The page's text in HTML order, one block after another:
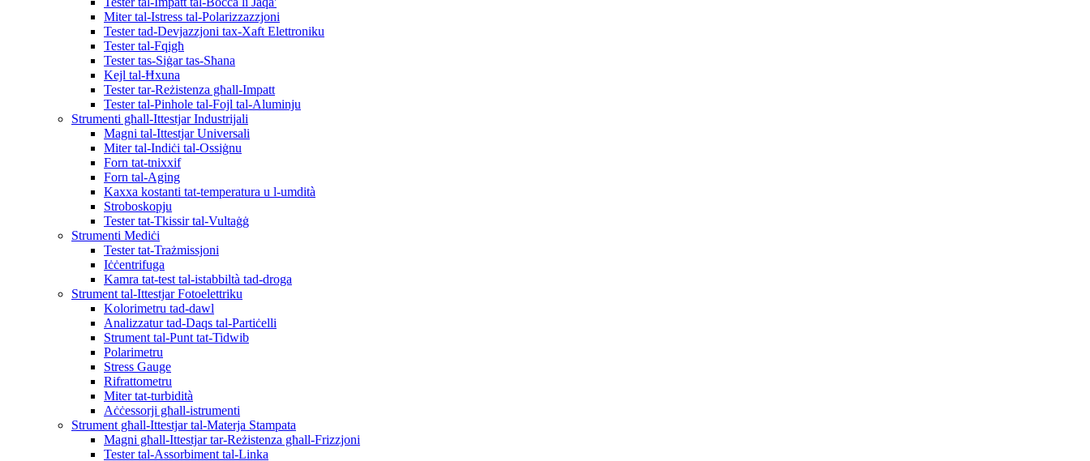
Miter tal-Istress tal-Polarizzazzjoni
Tester tad-Devjazzjoni tax-Xaft Elettroniku
Tester tal-Fqigħ
Tester tas-Siġar tas-Sħana
Kejl tal-Ħxuna
Tester tar-Reżistenza għall-Impatt
Tester tal-Pinhole tal-Fojl tal-Aluminju
Strumenti għall-Ittestjar Industrijali
Magni tal-Ittestjar Universali
Miter tal-Indiċi tal-Ossiġnu
Forn tat-tnixxif
Forn tal-Aging
Kaxxa kostanti tat-temperatura u l-umdità
Stroboskopju
Tester tat-Tkissir tal-Vultaġġ
Strumenti Mediċi
Tester tat-Trażmissjoni
Iċċentrifuga
Kamra tat-test tal-istabbiltà tad-droga
Strument tal-Ittestjar Fotoelettriku
Kolorimetru tad-dawl
Analizzatur tad-Daqs tal-Partiċelli
Strument tal-Punt tat-Tidwib
Polarimetru
Stress Gauge
Rifrattometru
Miter tat-turbidità
Aċċessorji għall-istrumenti
Strument għall-Ittestjar tal-Materja Stampata
Magni għall-Ittestjar tar-Reżistenza għall-Frizzjoni
Tester tal-Assorbiment tal-Linka